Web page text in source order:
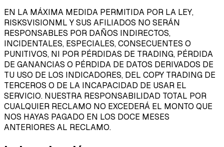
EN LA MÁXIMA MEDIDA PERMITIDA POR LA LEY,
RISKSVISIONML Y SUS AFILIADOS NO SERÁN
RESPONSABLES POR DAÑOS INDIRECTOS,
INCIDENTALES, ESPECIALES, CONSECUENTES O
PUNITIVOS, NI POR PÉRDIDAS DE TRADING, PÉRDIDA
DE GANANCIAS O PÉRDIDA DE DATOS DERIVADOS DE
TU USO DE LOS INDICADORES, DEL COPY TRADING DE
TERCEROS O DE LA INCAPACIDAD DE USAR EL
SERVICIO. NUESTRA RESPONSABILIDAD TOTAL POR
CUALQUIER RECLAMO NO EXCEDERÁ EL MONTO QUE
NOS HAYAS PAGADO EN LOS DOCE MESES
ANTERIORES AL RECLAMO.